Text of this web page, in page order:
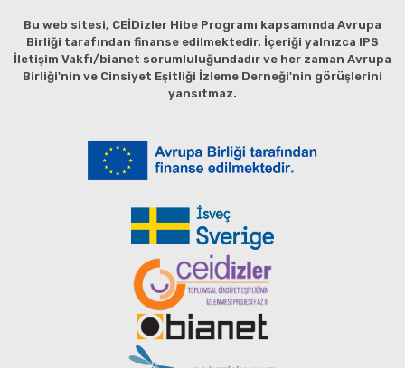
Bu web sitesi, CEİDizler Hibe Programı kapsamında Avrupa
Birliği tarafından finanse edilmektedir. İçeriği yalnızca IPS
İletişim Vakfı/bianet sorumluluğundadır ve her zaman Avrupa
Birliği'nin ve Cinsiyet Eşitliği İzleme Derneği'nin görüşlerini
yansıtmaz.